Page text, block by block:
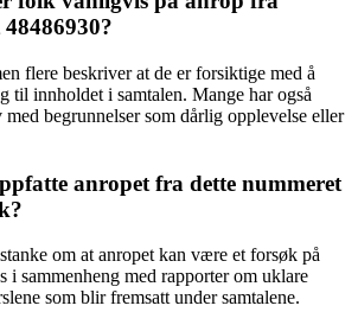
flere beskriver at de er forsiktige med å
til innholdet i samtalen. Mange har også
med begrunnelser som dårlig opplevelse eller
anropet fra dette nummeret
om at anropet kan være et forsøk på
i sammenheng med rapporter om uklare
som blir fremsatt under samtalene.